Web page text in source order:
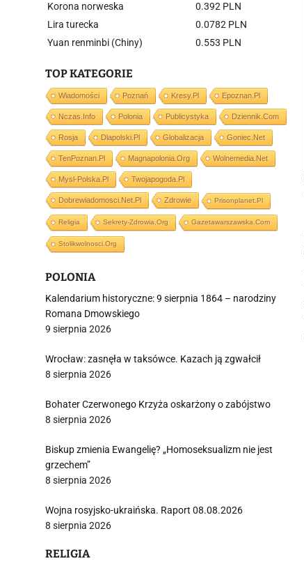
Korona norweska
0.392 PLN
Lira turecka
0.0782 PLN
Yuan renminbi (Chiny)
0.553 PLN
TOP KATEGORIE
Wiadomości Poznań Kresy.pl Epoznan.pl
Nczas.info Polonia Publicystyka Dziennik.com
Rosja Dlapolski.pl Globalizacja Goniec.net
TenPoznan.pl Magnapolonia.org Wolnemedia.net
Mysl-Polska.pl Twojapogoda.pl
Dobrewiadomosci.net.pl Zdrowie Prisonplanet.pl
Religia Sekrety-Zdrowia.org Gazetawarszawska.com
Stolikwolnosci.org
POLONIA
Kalendarium historyczne: 9 sierpnia 1864 – narodziny
Romana Dmowskiego
9 sierpnia 2026
Wrocław: zasnęła w taksówce. Kazach ją zgwałcił
8 sierpnia 2026
Bohater Czerwonego Krzyża oskarżony o zabójstwo
8 sierpnia 2026
Biskup zmienia Ewangelię? „Homoseksualizm nie jest
grzechem”
8 sierpnia 2026
Wojna rosyjsko-ukraińska. Raport 08.08.2026
8 sierpnia 2026
RELIGIA